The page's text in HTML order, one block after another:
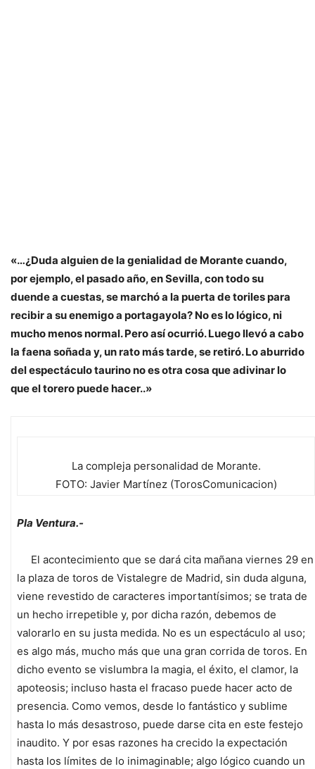
«…¿Duda alguien de la genialidad de Morante cuando,
por ejemplo, el pasado año, en Sevilla, con todo su
duende a cuestas, se marchó a la puerta de toriles para
recibir a su enemigo a portagayola? No es lo lógico, ni
mucho menos normal. Pero así ocurrió. Luego llevó a cabo
la faena soñada y, un rato más tarde, se retiró. Lo aburrido
del espectáculo taurino no es otra cosa que adivinar lo
que el torero puede hacer..»
La compleja personalidad de Morante.
FOTO: Javier Martínez (TorosComunicacion)
Pla Ventura.-
El acontecimiento que se dará cita mañana viernes 29 en
la plaza de toros de Vistalegre de Madrid, sin duda alguna,
viene revestido de caracteres importantísimos; se trata de
un hecho irrepetible y, por dicha razón, debemos de
valorarlo en su justa medida. No es un espectáculo al uso;
es algo más, mucho más que una gran corrida de toros. En
dicho evento se vislumbra la magia, el éxito, el clamor, la
apoteosis; incluso hasta el fracaso puede hacer acto de
presencia. Como vemos, desde lo fantástico y sublime
hasta lo más desastroso, puede darse cita en este festejo
inaudito. Y por esas razones ha crecido la expectación
hasta los límites de lo inimaginable; algo lógico cuando un